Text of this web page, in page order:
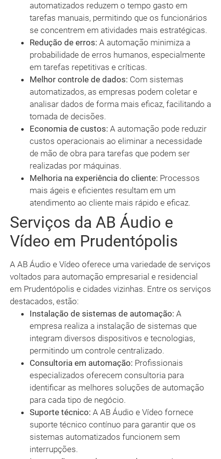
automatizados reduzem o tempo gasto em
tarefas manuais, permitindo que os funcionários
se concentrem em atividades mais estratégicas.
Redução de erros: A automação minimiza a
probabilidade de erros humanos, especialmente
em tarefas repetitivas e críticas.
Melhor controle de dados: Com sistemas
automatizados, as empresas podem coletar e
analisar dados de forma mais eficaz, facilitando a
tomada de decisões.
Economia de custos: A automação pode reduzir
custos operacionais ao eliminar a necessidade
de mão de obra para tarefas que podem ser
realizadas por máquinas.
Melhoria na experiência do cliente: Processos
mais ágeis e eficientes resultam em um
atendimento ao cliente mais rápido e eficaz.
Serviços da AB Áudio e
Vídeo em Prudentópolis
A AB Áudio e Vídeo oferece uma variedade de serviços
voltados para automação empresarial e residencial
em Prudentópolis e cidades vizinhas. Entre os serviços
destacados, estão:
Instalação de sistemas de automação: A
empresa realiza a instalação de sistemas que
integram diversos dispositivos e tecnologias,
permitindo um controle centralizado.
Consultoria em automação: Profissionais
especializados oferecem consultoria para
identificar as melhores soluções de automação
para cada tipo de negócio.
Suporte técnico: A AB Áudio e Vídeo fornece
suporte técnico contínuo para garantir que os
sistemas automatizados funcionem sem
interrupções.